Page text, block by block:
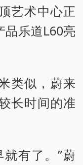
艺术中心正
品乐道L60亮
类似，蔚来
长时间的准
有了。”蔚